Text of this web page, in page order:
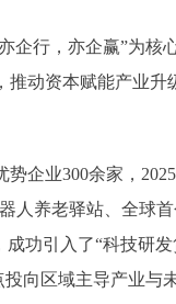
行，亦企赢”为核
动资本赋能产业升
企业300余家，
人养老驿站、全球
功引入了“科技研发
向区域主导产业与